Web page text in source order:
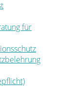
für